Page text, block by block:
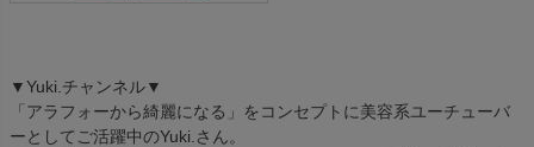
▼Yuki.チャンネル▼
「アラフォーから綺麗になる」をコンセプトに美容系ユーチューバ
ーとしてご活躍中のYuki.さん。